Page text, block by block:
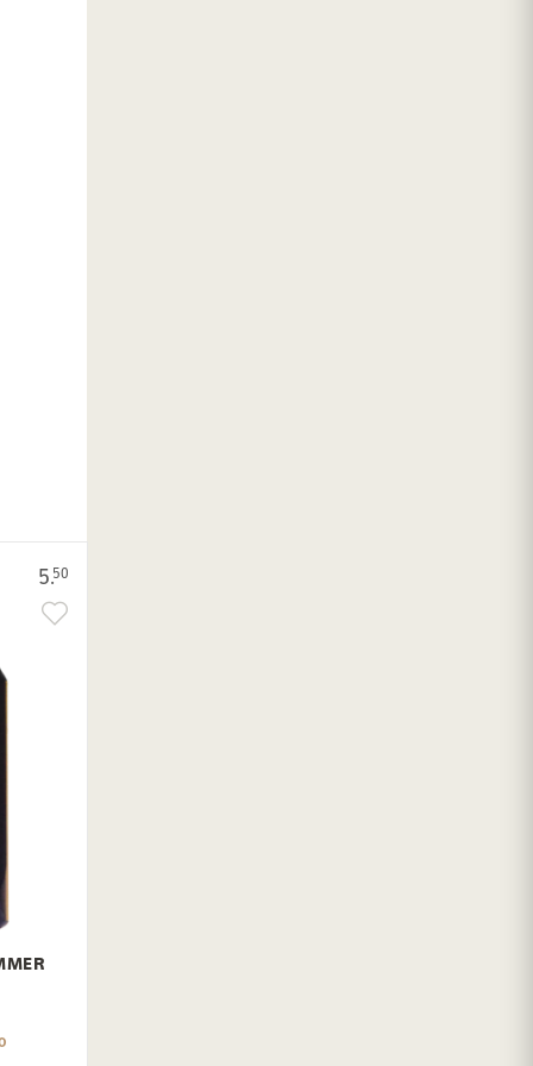
5.50